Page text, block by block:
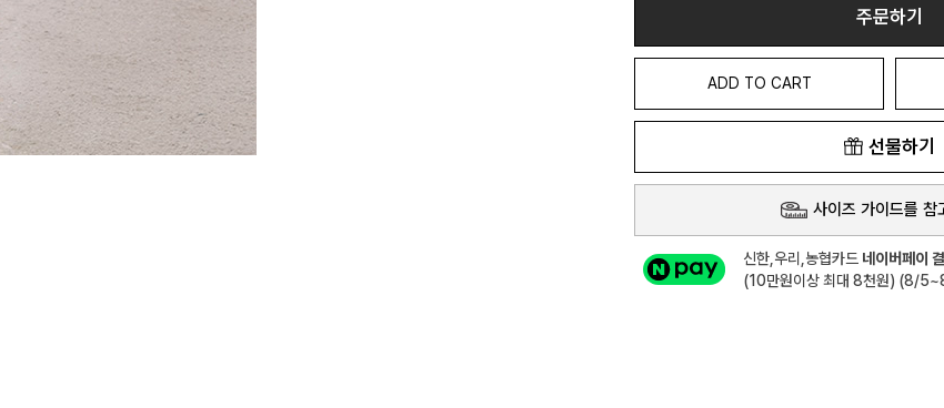
주문하기
ADD TO CART
선물하기
사이즈 가이드를 참
신한,우리,농협카드 네이버페이
(10만원이상 최대 8천원) (8/